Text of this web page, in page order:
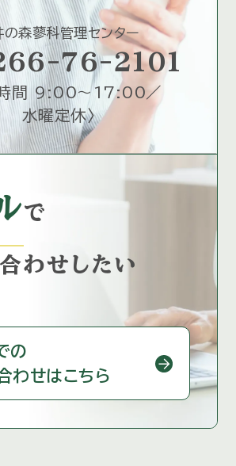
の森蓼科管理センター
76-2101
間 9:00～17:00／
水曜定休〉
で
わせしたい
の
わせはこちら